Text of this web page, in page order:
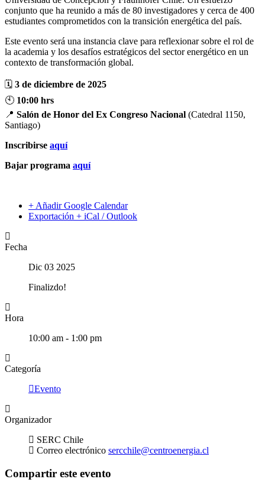
conjunto que ha reunido a más de 80 investigadores y cerca de 400
estudiantes comprometidos con la transición energética del país.
Este evento será una instancia clave para reflexionar sobre el rol de
la academia y los desafíos estratégicos del sector energético en un
contexto de transformación global.
🗓 3 de diciembre de 2025
🕙 10:00 hrs
📍 Salón de Honor del Ex Congreso Nacional (Catedral 1150,
Santiago)
Inscribirse aquí
Bajar programa aquí
+ Añadir Google Calendar
Exportación + iCal / Outlook
Fecha
Dic 03 2025
Finalizdo!
Hora
10:00 am - 1:00 pm
Categoría
Evento
Organizador
SERC Chile
Correo electrónico sercchile@centroenergia.cl
Compartir este evento